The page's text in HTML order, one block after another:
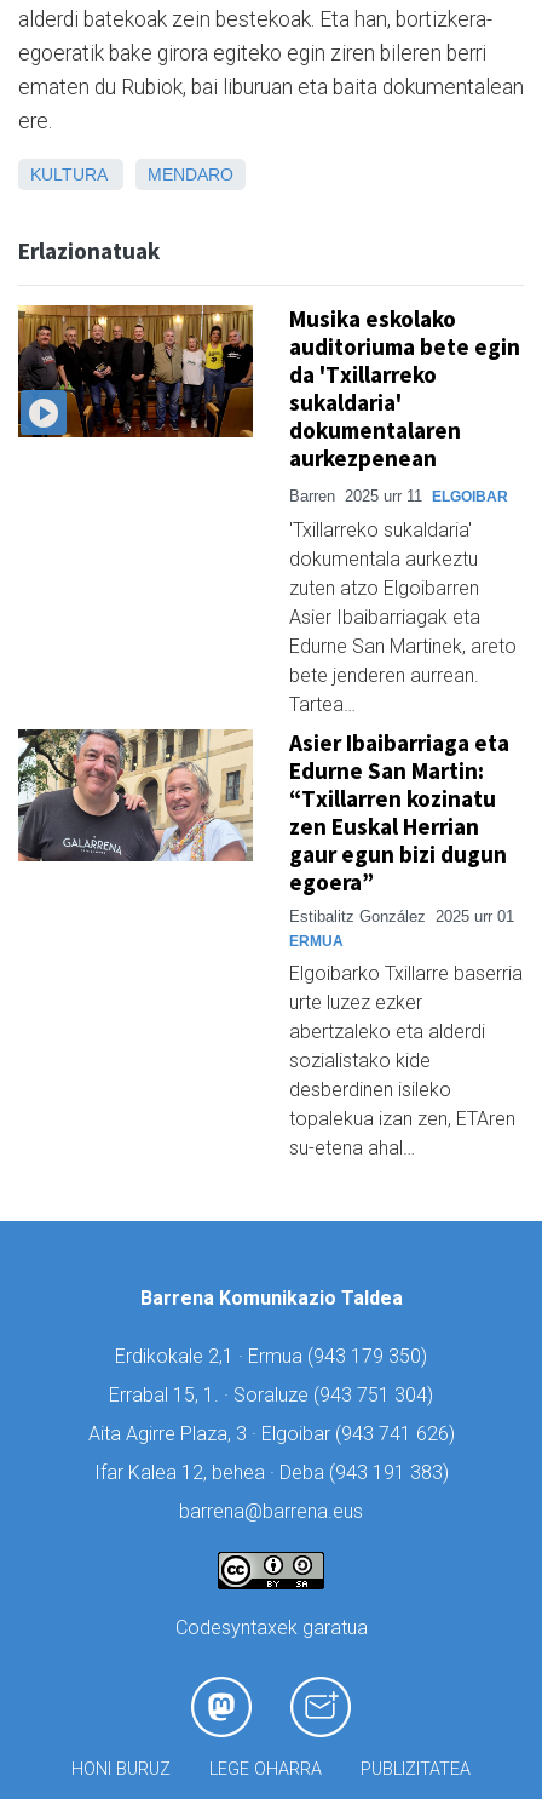
alderdi batekoak zein bestekoak. Eta han, bortizkera-
egoeratik bake girora egiteko egin ziren bileren berri
ematen du Rubiok, bai liburuan eta baita dokumentalean
ere.
KULTURA MENDARO
Erlazionatuak
Musika eskolako
auditoriuma bete egin
da 'Txillarreko
sukaldaria'
dokumentalaren
aurkezpenean
Barren 2025 urr 11 ELGOIBAR
'Txillarreko sukaldaria'
dokumentala aurkeztu
zuten atzo Elgoibarren
Asier Ibaibarriagak eta
Edurne San Martinek, areto
bete jenderen aurrean.
Tartea…
Asier Ibaibarriaga eta
Edurne San Martin:
“Txillarren kozinatu
zen Euskal Herrian
gaur egun bizi dugun
egoera”
Estibalitz González 2025 urr 01
ERMUA
Elgoibarko Txillarre baserria
urte luzez ezker
abertzaleko eta alderdi
sozialistako kide
desberdinen isileko
topalekua izan zen, ETAren
su-etena ahal…
Barrena Komunikazio Taldea
Erdikokale 2,1 · Ermua (943 179 350)
Errabal 15, 1. · Soraluze (943 751 304)
Aita Agirre Plaza, 3 · Elgoibar (943 741 626)
Ifar Kalea 12, behea · Deba (943 191 383)
barrena@barrena.eus
Codesyntaxek garatua
HONI BURUZ LEGE OHARRA PUBLIZITATEA